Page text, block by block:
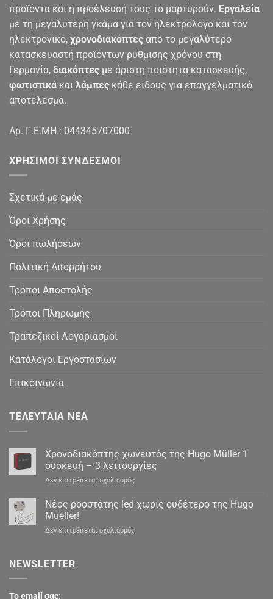
προϊόντα και η προέλευσή τους το μαρτυρούν. Εργαλεία
με τη μεγαλύτερη γκάμα για τον ηλεκτρολόγο και τον
ηλεκτρονικό, χρονοδιακόπτες από το μεγαλύτερο
κατασκευαστή προϊόντων ρύθμισης χρόνου στη
Γερμανία, διακόπτες με άριστη ποιότητα κατασκευής,
φωτιστικά και λάμπες κάθε είδους για επαγγελματικό
αποτέλεσμα.
Αρ. Γ.Ε.ΜΗ.: 044345707000
ΧΡΉΣΙΜΟΙ ΣΎΝΔΕΣΜΟΙ
Σχετικά με εμάς
Όροι Χρήσης
Όροι πωλήσεων
Πολιτική Απορρήτου
Τρόποι Αποστολής
Τρόποι Πληρωμής
Τραπεζικοί Λογαριασμοί
Κατάλογοι Εργοστασίων
Επικοινωνία
ΤΕΛΕΥΤΑΊΑ ΝΈΑ
Χρονοδιακόπτης χωνευτός της Hugo Müller 1
συσκευή – 3 λειτουργίες
Δεν επιτρέπεται σχολιασμόςστο
χωνευτός
της
Müller
Νέος ροοστάτης led χωρίς ουδέτερο της Hugo
Mueller!
Δεν επιτρέπεται σχολιασμόςστο
NEWSLETTER
To email σας: